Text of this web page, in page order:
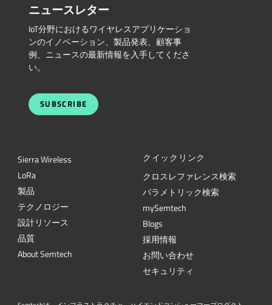
ニュースレター
IoT分野におけるワイヤレスアプリケーショ
ンのイノベーション、製品発表、顧客事
例、ニュースの最新情報を入手してくださ
い。
SUBSCRIBE
Sierra Wireless
LoRa
製品
テクノロジー
設計リソース
品質
About Semtech
クイックリンク
クロスレファレンス検索
パラメトリック検索
mySemtech
Blogs
採用情報
お問い合わせ
セキュリティ